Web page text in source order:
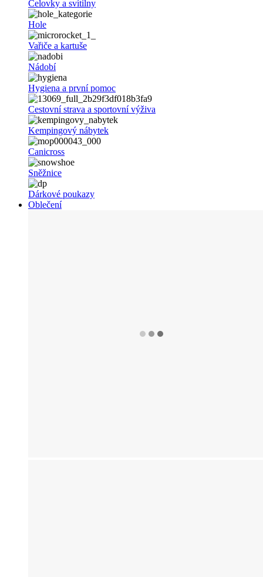
Čelovky a svítilny
Hole
Vařiče a kartuše
Nádobí
Hygiena a první pomoc
Cestovní strava a sportovní výživa
Kempingový nábytek
Canicross
Sněžnice
Dárkové poukazy
Oblečení